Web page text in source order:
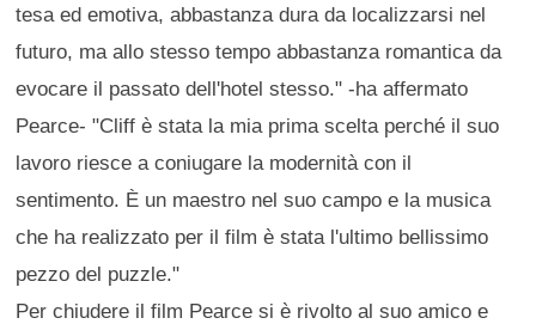
tesa ed emotiva, abbastanza dura da localizzarsi nel
futuro, ma allo stesso tempo abbastanza romantica da
evocare il passato dell'hotel stesso." -ha affermato
Pearce- "Cliff è stata la mia prima scelta perché il suo
lavoro riesce a coniugare la modernità con il
sentimento. È un maestro nel suo campo e la musica
che ha realizzato per il film è stata l'ultimo bellissimo
pezzo del puzzle."
Per chiudere il film Pearce si è rivolto al suo amico e